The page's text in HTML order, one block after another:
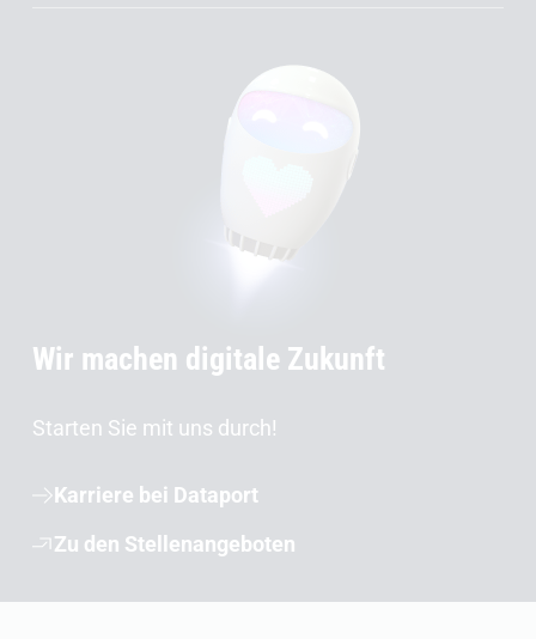
Wir machen digitale Zukunft
Starten Sie mit uns durch!
Karriere bei Dataport
Zu den Stellenangeboten